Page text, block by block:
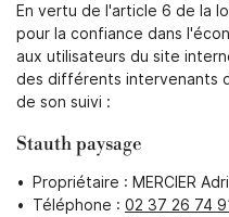
Adresse email de
Recopier le code ci-
 Rafraîchir le captcha
En vertu de l'article 6 de la
pour la confiance dans
aux utilisateurs du site
des différents intervenants
de son suivi :
Stauth paysage
Propriétaire : MERCIER
Téléphone : 02 37 26 74